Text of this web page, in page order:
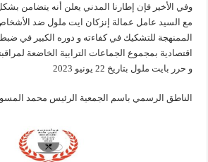
وفي الأخير فإن إطارنا المدني يعلن أنه يتضامن
مع السيد عامل عمالة إنزكان ايت ملول ضد
الممنهجة للتشكيك في كفاءته و دوره الكبير في
اقتصادية بمجموع الجماعات الترابية الخاضعة
و حرر بايت ملول بتاريخ 22 يونيو 2023
الناطق الرسمي باسم الجمعية الرئيس محمد